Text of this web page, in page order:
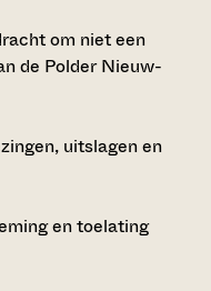
om niet een
de Polder Nieuw-
uitslagen en
en toelating